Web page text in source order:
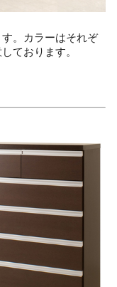
。カラーはそれぞ
ております。